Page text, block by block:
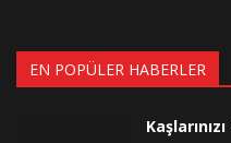
EN POPÜLER HABERLER